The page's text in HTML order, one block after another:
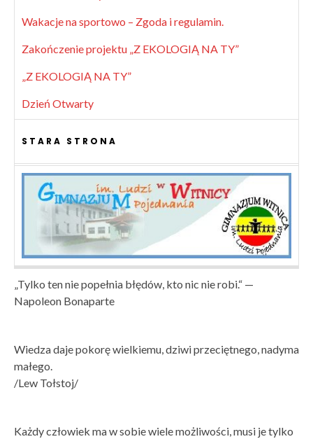
Wakacje na sportowo – Zgoda i regulamin.
Zakończenie projektu „Z EKOLOGIĄ NA TY”
„Z EKOLOGIĄ NA TY”
Dzień Otwarty
STARA STRONA
„Tylko ten nie popełnia błędów, kto nic nie robi.“ —
Napoleon Bonaparte
Wiedza daje pokorę wielkiemu, dziwi przeciętnego, nadyma
małego.
/Lew Tołstoj/
Każdy człowiek ma w sobie wiele możliwości, musi je tylko